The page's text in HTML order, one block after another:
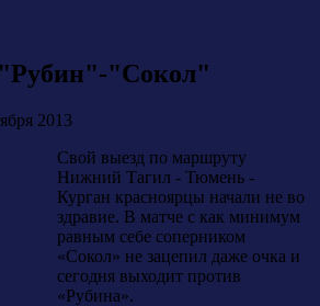
"Сокол"
2013
Свой выезд по маршруту
Нижний Тагил - Тюмень -
Курган красноярцы начали не во
здравие. В матче с как минимум
равным себе соперником
«Сокол» не зацепил даже очка и
сегодня выходит против
«Рубина».